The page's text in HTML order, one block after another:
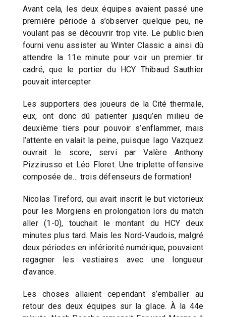
Avant cela, les deux équipes avaient passé une
première période à s’observer quelque peu, ne
voulant pas se découvrir trop vite. Le public bien
fourni venu assister au Winter Classic a ainsi dû
attendre la 11e minute pour voir un premier tir
cadré, que le portier du HCY Thibaud Sauthier
pouvait intercepter.
Les supporters des joueurs de la Cité thermale,
eux, ont donc dû patienter jusqu’en milieu de
deuxième tiers pour pouvoir s’enflammer, mais
l’attente en valait la peine, puisque Iago Vazquez
ouvrait le score, servi par Valère Anthony
Pizzirusso et Léo Floret. Une triplette offensive
composée de… trois défenseurs de formation!
Nicolas Tireford, qui avait inscrit le but victorieux
pour les Morgiens en prolongation lors du match
aller (1-0), touchait le montant du HCY deux
minutes plus tard. Mais les Nord-Vaudois, malgré
deux périodes en infériorité numérique, pouvaient
regagner les vestiaires avec une longueur
d’avance.
Les choses allaient cependant s’emballer au
retour des deux équipes sur la glace. À la 44e